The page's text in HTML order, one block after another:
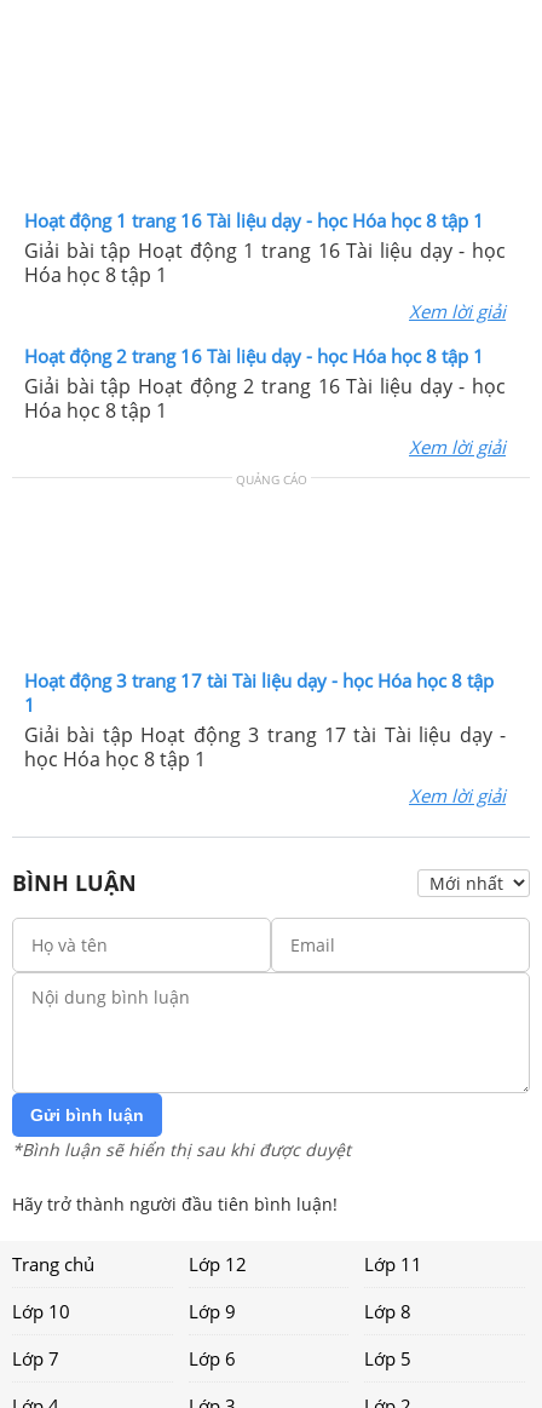
Hoạt động 1 trang 16 Tài liệu dạy - học Hóa học 8 tập 1
Giải bài tập Hoạt động 1 trang 16 Tài liệu dạy - học
Hóa học 8 tập 1
Xem lời giải
Hoạt động 2 trang 16 Tài liệu dạy - học Hóa học 8 tập 1
Giải bài tập Hoạt động 2 trang 16 Tài liệu dạy - học
Hóa học 8 tập 1
Xem lời giải
QUẢNG CÁO
Hoạt động 3 trang 17 tài Tài liệu dạy - học Hóa học 8 tập
1
Giải bài tập Hoạt động 3 trang 17 tài Tài liệu dạy -
học Hóa học 8 tập 1
Xem lời giải
BÌNH LUẬN
Gửi bình luận
*Bình luận sẽ hiển thị sau khi được duyệt
Hãy trở thành người đầu tiên bình luận!
Trang chủ Lớp 12
Lớp 11
Lớp 10
Lớp 9
Lớp 8
Lớp 7
Lớp 6
Lớp 5